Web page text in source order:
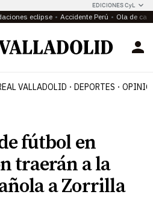
EDICIONES CyL
eclipse Accidente Perú Ola de
VALLADOLID DEPORTES
fútbol en
traerán a la
a Zorrilla